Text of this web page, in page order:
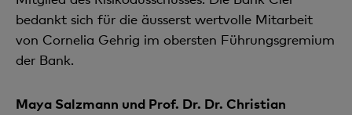
bedankt sich für die äusserst wertvolle Mitarbeit
von Cornelia Gehrig im obersten Führungsgremium
der Bank.
Maya Salzmann und Prof. Dr. Dr. Christian